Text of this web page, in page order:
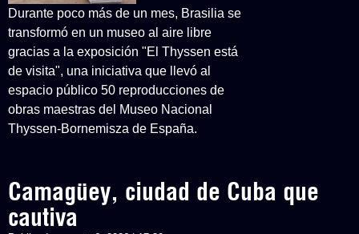
Durante poco más de un mes, Brasilia se
transformó en un museo al aire libre
gracias a la exposición "El Thyssen está
de visita", una iniciativa que llevó al
espacio público 50 reproducciones de
obras maestras del Museo Nacional
Thyssen-Bornemisza de España.
Camagüey, ciudad de Cuba que
cautiva